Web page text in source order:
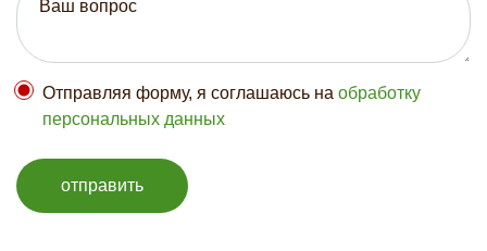
Отправляя форму, я соглашаюсь на обработку
персональных данных
отправить